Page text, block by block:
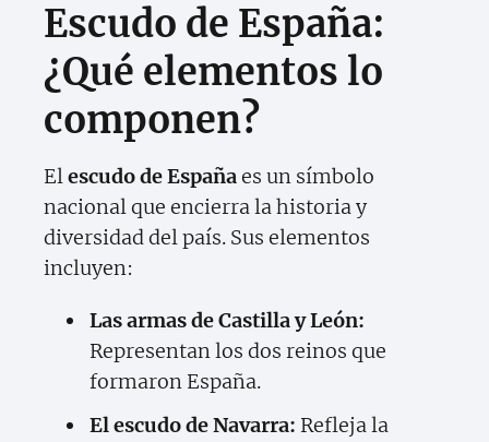
Escudo de España:
¿Qué elementos lo
componen?
Elescudo de Españaes un símbolo
nacional que encierra la historia y
diversidad del país. Sus elementos
incluyen:
Las armas de Castilla y León:
Representan los dos reinos que
formaron España.
El escudo de Navarra: Refleja la